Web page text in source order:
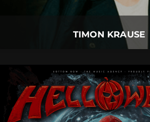
TIMON KRAUSE
Mehr Details
HELLOWEEN